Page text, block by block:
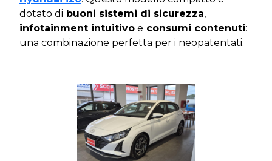
dotato di buoni sistemi di sicurezza,
infotainment intuitivo e consumi contenuti:
una combinazione perfetta per i neopatentati.